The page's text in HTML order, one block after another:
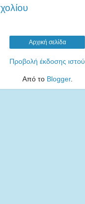
Αρχική σελίδα
Προβολή έκδοσης ιστού
Από το Blogger.